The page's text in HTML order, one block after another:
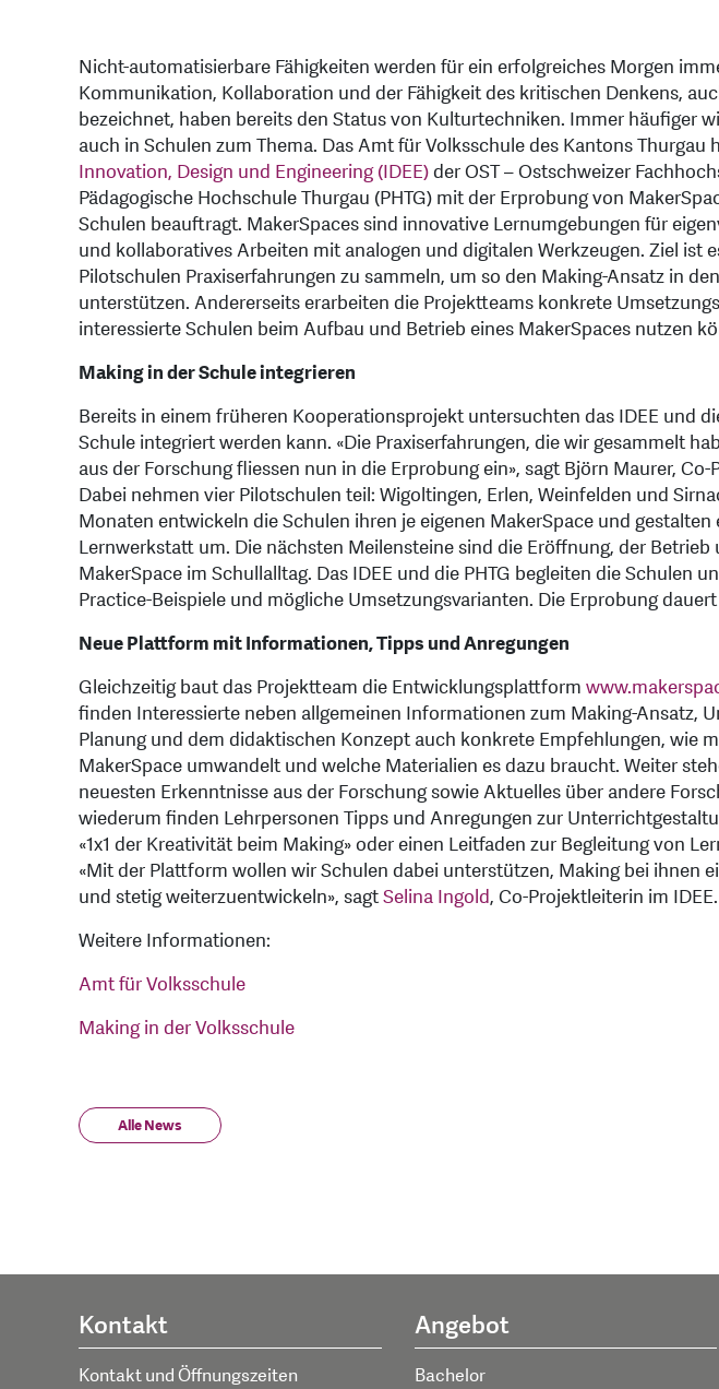
Nicht-automatisierbare Fähigkeiten werden für ein erfolgreiches Morgen
Kommunikation, Kollaboration und der Fähigkeit des kritischen Denkens,
bezeichnet, haben bereits den Status von Kulturtechniken. Immer häufiger
auch in Schulen zum Thema. Das Amt für Volksschule des Kantons Thurgau
Innovation, Design und Engineering (IDEE)der OST – Ostschweizer
Pädagogische Hochschule Thurgau (PHTG) mit der Erprobung von
Schulen beauftragt. MakerSpaces sind innovative Lernumgebungen für
und kollaboratives Arbeiten mit analogen und digitalen Werkzeugen. Ziel ist
Pilotschulen Praxiserfahrungen zu sammeln, um so den Making-Ansatz in
unterstützen. Andererseits erarbeiten die Projektteams konkrete
interessierte Schulen beim Aufbau und Betrieb eines MakerSpaces nutzen
Making in der Schule integrieren
Bereits in einem früheren Kooperationsprojekt untersuchten das IDEE und
Schule integriert werden kann. «Die Praxiserfahrungen, die wir gesammelt
aus der Forschung fliessen nun in die Erprobung ein», sagt Björn Maurer, Co-
Dabei nehmen vier Pilotschulen teil: Wigoltingen, Erlen, Weinfelden und
Monaten entwickeln die Schulen ihren je eigenen MakerSpace und gestalten
Lernwerkstatt um. Die nächsten Meilensteine sind die Eröffnung, der Betrieb
MakerSpace im Schullalltag. Das IDEE und die PHTG begleiten die Schulen
Practice-Beispiele und mögliche Umsetzungsvarianten. Die Erprobung
Neue Plattform mit Informationen, Tipps und Anregungen
Gleichzeitig baut das Projektteam die Entwicklungsplattform
finden Interessierte neben allgemeinen Informationen zum Making-Ansatz,
Planung und dem didaktischen Konzept auch konkrete Empfehlungen, wie
MakerSpace umwandelt und welche Materialien es dazu braucht. Weiter
neuesten Erkenntnisse aus der Forschung sowie Aktuelles über andere
wiederum finden Lehrpersonen Tipps und Anregungen zur
«1x1 der Kreativität beim Making» oder einen Leitfaden zur Begleitung von
«Mit der Plattform wollen wir Schulen dabei unterstützen, Making bei ihnen
und stetig weiterzuentwickeln», sagtSelina Ingold, Co-Projektleiterin im IDEE.
Weitere Informationen:
Amt für Volksschule
Making in der Volksschule
Alle News
Kontakt
Kontakt und Öffnungszeiten
Angebot
Bachelor